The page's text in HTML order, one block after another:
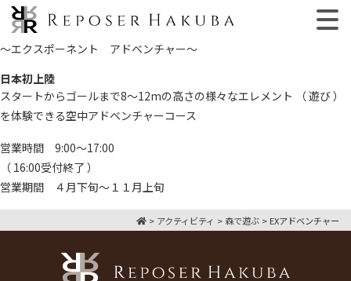
～エクスポーネント アドベンチャー～
日本初上陸
スタートからゴールまで8～12mの高さの様々なエレメント （ 遊び ）
を体験できる空中アドベンチャーコース
営業時間 9:00～17:00
（ 16:00受付終了 ）
営業期間 ４月下旬～１１月上旬
> アクティビティ > 森で遊ぶ > EXアドベンチャー